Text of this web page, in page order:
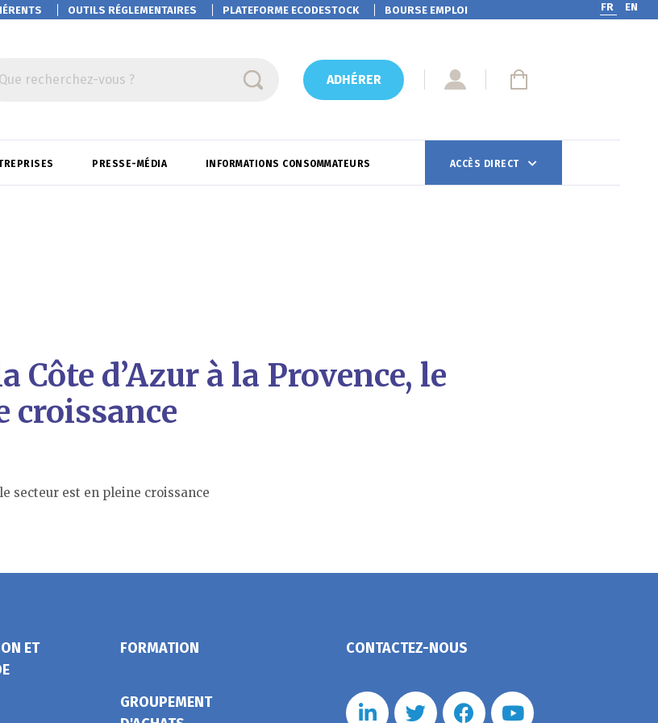
OUTILS RÉGLEMENTAIRES PLATEFORMEECODESTOCK BOURSE EMPLOI FR EN
Que recherchez-vous ? ADHÉRER
PRESSE-MÉDIA INFORMATIONS CONSOMMATEURS ACCÈS DIRECT
Côte d’Azur à la Provence, le
croissance
secteur est en pleine croissance
ET
FORMATION
GROUPEMENT
CONTACTEZ-NOUS